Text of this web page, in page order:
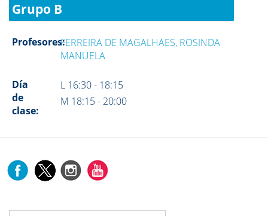
Grupo B
Profesores:FERREIRA DE MAGALHAES, ROSINDA
MANUELA
Día
de
clase:
L 16:30 - 18:15
M 18:15 - 20:00